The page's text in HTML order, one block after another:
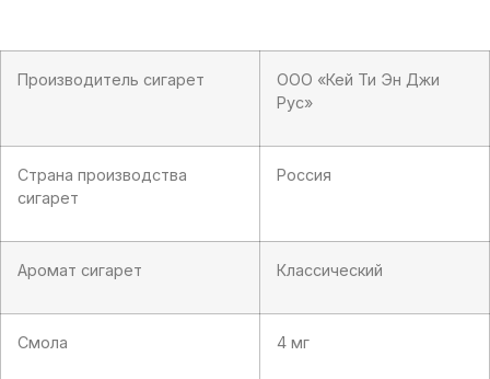
Производитель сигарет
ООО «Кей Ти Эн Джи
Рус»
Страна производства
сигарет
Россия
Аромат сигарет Классический
Смола 4 мг